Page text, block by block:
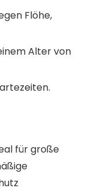
Flöhe,
Alter von
für große